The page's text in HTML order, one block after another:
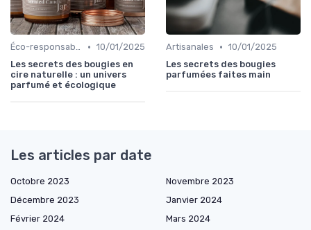
Éco-responsables • 10/01/2025
Les secrets des bougies en
cire naturelle : un univers
parfumé et écologique
Artisanales • 10/01/2025
Les secrets des bougies
parfumées faites main
Les articles par date
Octobre 2023
Novembre 2023
Décembre 2023
Janvier 2024
Février 2024
Mars 2024